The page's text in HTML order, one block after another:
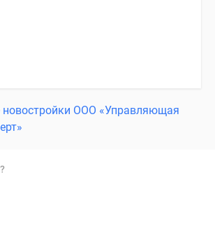
новостройки ООО «Управляющая